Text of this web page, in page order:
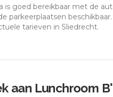
is goed bereikbaar met de
parkeerplaatsen
tarieven in Sliedrecht.
aan Lunchroom